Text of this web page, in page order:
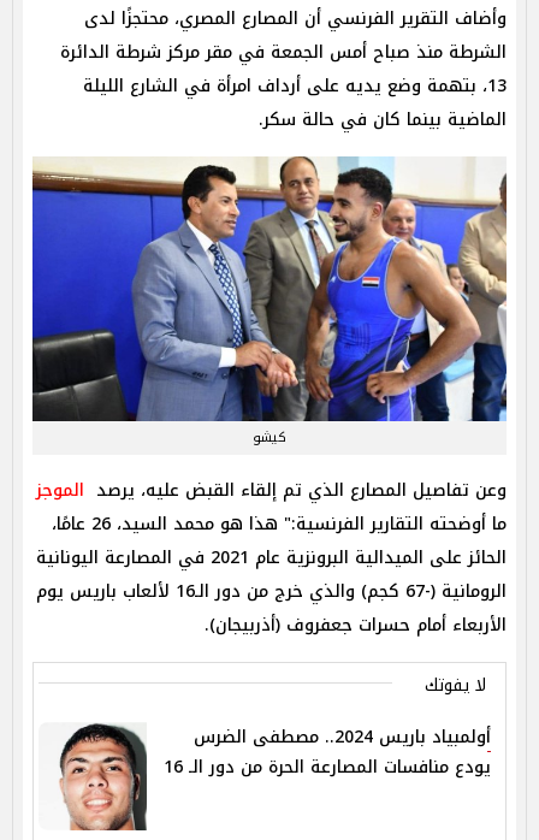
وأضاف التقرير الفرنسي أن المصارع المصري، محتجزًا لدى
الشرطة منذ صباح أمس الجمعة في مقر مركز شرطة الدائرة
13، بتهمة وضع يديه على أرداف امرأة في الشارع الليلة
الماضية بينما كان في حالة سكر.
كيشو
وعن تفاصيل المصارع الذي تم إلقاء القبض عليه، يرصد الموجز
ما أوضحته التقارير الفرنسية:" هذا هو محمد السيد، 26 عامًا،
الحائز على الميدالية البرونزية عام 2021 في المصارعة اليونانية
الرومانية (-67 كجم) والذي خرج من دور الـ16 لألعاب باريس يوم
الأربعاء أمام حسرات جعفروف (أذربيجان).
لا يفوتك
أولمبياد باريس 2024.. مصطفى الضرس
يودع منافسات المصارعة الحرة من دور الـ 16